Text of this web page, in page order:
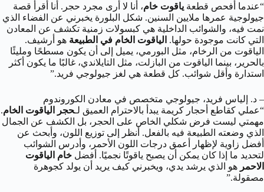
“عندما أفحص قطعة ياقوت خام، أنا لا أرى مجرد حجر. أنا أقرأ قصة
جيولوجية عمرها ملايين السنين. شكل البلورة يخبرني عن الفضاء الذي
نمت فيه، والشوائب الداخلية هي كبسولات زمنية تكشف عن المعادن
التي كانت موجودة حولها. الياقوت الخام في الطبيعة هو أرشيف.
الياقوت من الرخام، مثل البورمي، يميل إلى أن يكون مسطحًا ومليئًا
بالحرير، بينما الياقوت من البازلت، مثل التايلاندي، غالبًا ما يكون أكثر
استدارة وأقل شوائب. كل قطعة هي لغز جيولوجي فريد.”
– د. إلياس فريد، جيولوجي متخصص في معادن الكوروندوم
“عملي كقاطع أحجار كريمة يبدأ بالاحترام العميق لـحجر الياقوت الخام.
مهمتي ليست فرض شكلي الخاص على الحجر، بل الكشف عن الجمال
الذي وضعته الطبيعة فيه بالفعل. أنظر إلى توزيع اللون، وأبحث عن
أفضل زاوية لإظهار أعمق درجات اللون الأحمر، وأدرس الشوائب
لتحديد ما إذا كان يمكن أن يصبح ياقوتًا نجميًا. أفضل خام الياقوت
الاحمر هو الذي يرشد يدي، ويخبرني كيف يريد أن يولد كجوهرة
مصقولة.”